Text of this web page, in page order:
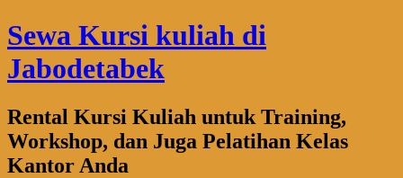
Sewa Kursi kuliah di
Jabodetabek
Rental Kursi Kuliah untuk Training,
Workshop, dan Juga Pelatihan Kelas
Kantor Anda